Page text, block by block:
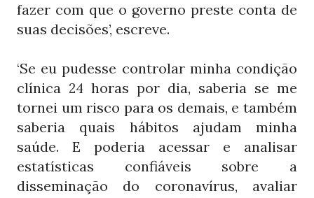
fazer com que o governo preste conta de
suas decisões’, escreve.
‘Se eu pudesse controlar minha condição
clínica 24 horas por dia, saberia se me
tornei um risco para os demais, e também
saberia quais hábitos ajudam minha
saúde. E poderia acessar e analisar
estatísticas confiáveis sobre a
disseminação do coronavírus, avaliar